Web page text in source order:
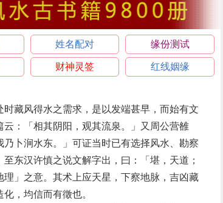
姓名配对 缘份测试
财神灵签 红线姻缘
藏风得水之需求，是以发端甚早，而始有文
：「相其阴阳，观其流泉。」又周公营雒
卜涧水东。」可证当时已有选择风水、勘察
东汉许慎之说文解字出，曰：「堪，天道；
」之意。其术上应天星，下察地脉，吉凶藏
，均信而有徵也。